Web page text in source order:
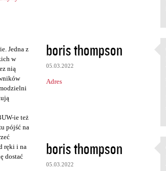
Jedna z
w
nią
ie też
pójść na
ręki i na
dostać
boris thompson
05.03.2022
Adres
boris thompson
05.03.2022